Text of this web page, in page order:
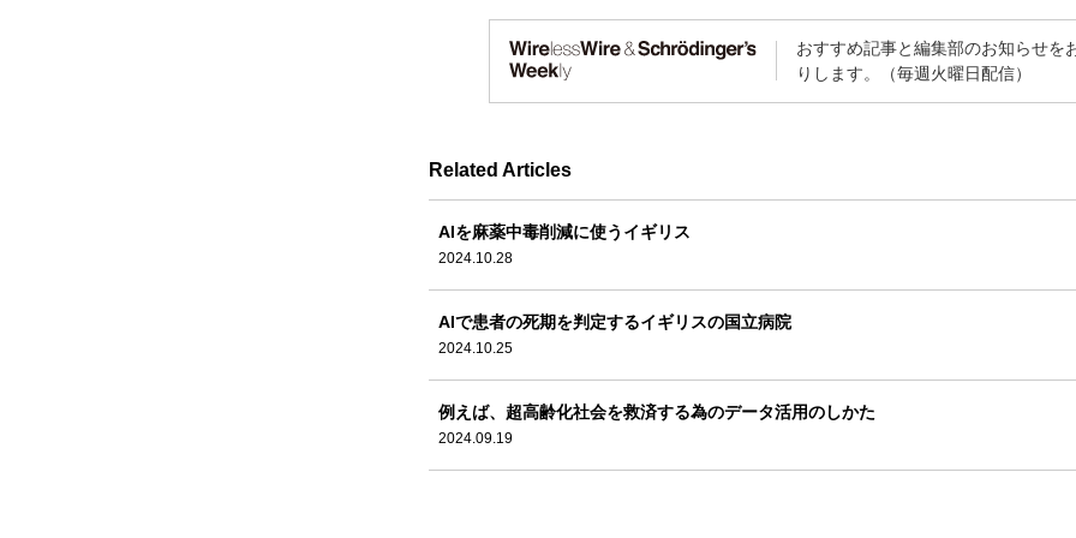
おすすめ記事と編集部のお知らせを
りします。（毎週火曜日配信）
Related Articles
AIを麻薬中毒削減に使うイギリス
2024.10.28
AIで患者の死期を判定するイギリスの国立病院
2024.10.25
例えば、超高齢化社会を救済する為のデータ活用のしかた
2024.09.19